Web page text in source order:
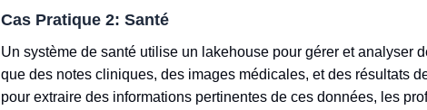
Cas Pratique 2: Santé
Un système de santé utilise un lakehouse pour gérer et analyser
que des notes cliniques, des images médicales, et des résultats
pour extraire des informations pertinentes de ces données, les